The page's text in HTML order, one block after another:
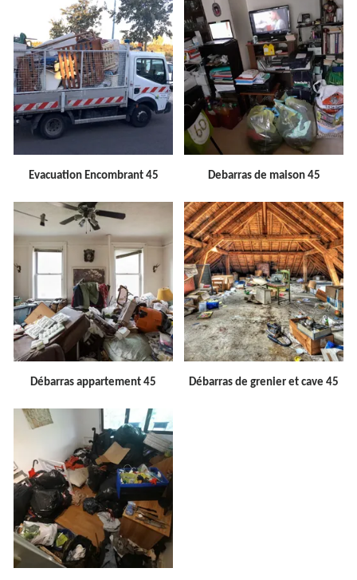
Evacuation Encombrant 45 Debarras de maison 45
Débarras appartement 45 Débarras de grenier et cave 45